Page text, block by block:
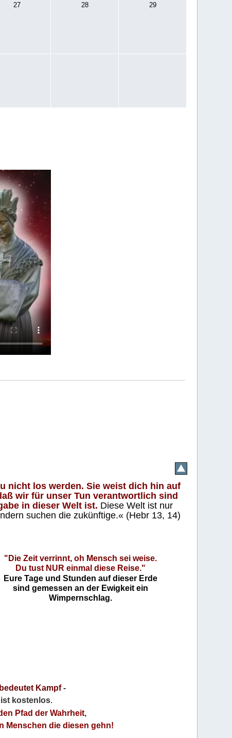
27 28 29
nicht los werden. Sie weist dich hin auf
wir für unser Tun verantwortlich sind
in dieser Welt ist. Diese Welt ist nur
suchen die zukünftige.« (Hebr 13, 14)
"Die Zeit verrinnt, oh Mensch sei weise.
Du tust NUR einmal diese Reise."
Eure Tage und Stunden auf dieser Erde
sind gemessen an der Ewigkeit ein
Wimpernschlag.
Kampf-
ist kostenlos.
Pfad der Wahrheit,
Menschen die diesen gehn!